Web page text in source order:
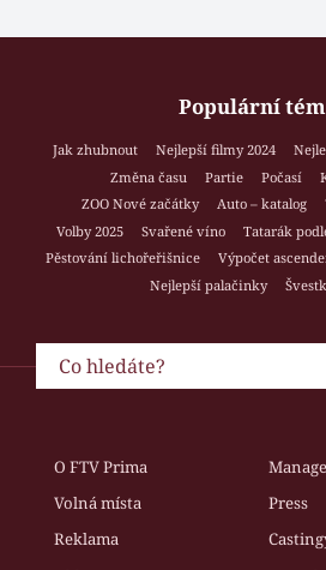
Populární
Jak zhubnout Nejlepší filmy 2024
Změna času
Partie Počasí
ZOO Nové začátky
Auto – katalog
Volby 2025
Svařené víno Tatarák
Pěstování lichořeřišnice
Výpočet
Nejlepší palačinky
O FTV Prima
Volná místa
Press
Reklama